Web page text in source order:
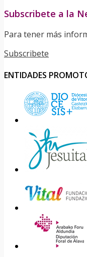
Subscribete a la
Para tener más
Subscribete
ENTIDADES